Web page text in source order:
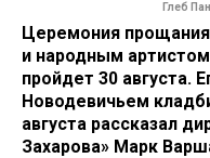
Глеб
Церемония
и народным
пройдет 30 августа.
Новодевичьем
августа рассказал
Захарова» Марк